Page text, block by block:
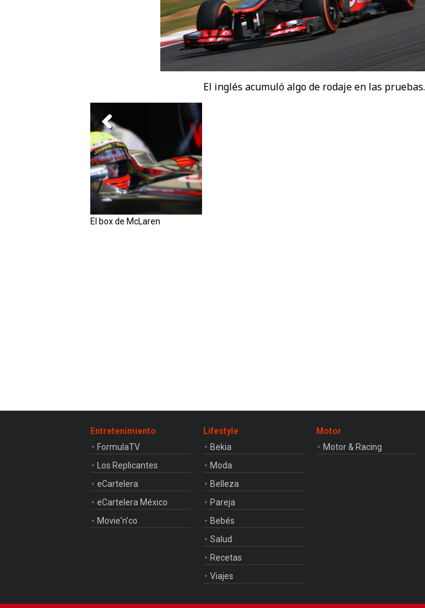
El inglés acumuló algo de rodaje en las pruebas.
El box de McLaren
Entretenimiento
FormulaTV
Los Replicantes
eCartelera
eCartelera México
Movie'n'co
Lifestyle
Bekia
Moda
Belleza
Pareja
Bebés
Salud
Recetas
Viajes
Motor
Motor & Racing